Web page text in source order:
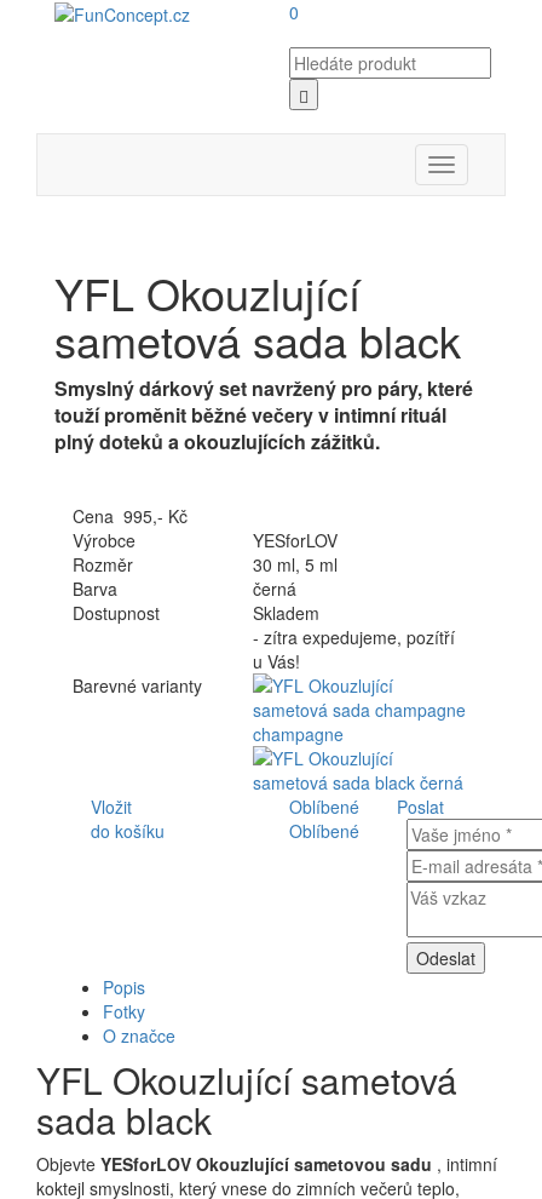
0
Toggle
navigation
YFL Okouzlující
sametová sada black
Smyslný dárkový set navržený pro páry, které
touží proměnit běžné večery v intimní rituál
plný doteků a okouzlujících zážitků.
Cena 995,- Kč
Výrobce
YESforLOV
Rozměr
30 ml, 5 ml
Barva
černá
Dostupnost
Skladem
- zítra expedujeme, pozítří
u Vás!
Barevné varianty
Vložit
do košíku
Oblíbené
Oblíbené
Poslat
Popis
Fotky
O značce
YFL Okouzlující sametová
sada black
Objevte YESforLOV Okouzlující sametovou sadu , intimní
koktejl smyslnosti, který vnese do zimních večerů teplo,